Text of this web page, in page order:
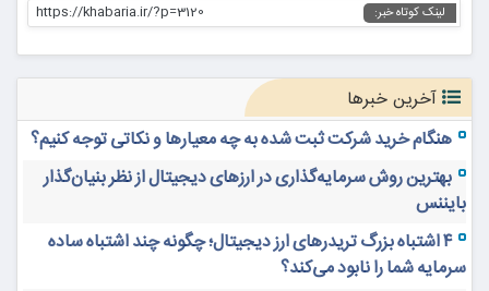
لینک کوتاه خبر: https://khabaria.ir/?p=3120
آخرین خبرها
هنگام خرید شرکت ثبت شده به چه معیارها و نکاتی توجه کنیم؟
بهترین روش سرمایه‌گذاری در ارزهای دیجیتال از نظر بنیان‌گذار
بایننس
۴ اشتباه بزرگ تریدرهای ارز دیجیتال؛ چگونه چند اشتباه ساده
سرمایه شما را نابود می‌کند؟